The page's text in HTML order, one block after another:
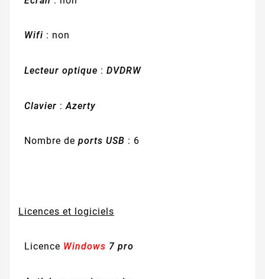
Wifi : non
Lecteur optique : DVDRW
Clavier : Azerty
Nombre de ports USB : 6
Licences et logiciels
Licence Windows 7 pro